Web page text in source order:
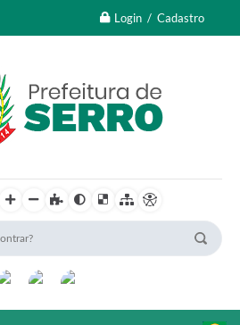
Login / Cadastro